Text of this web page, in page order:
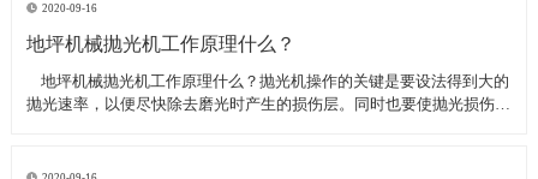
2020-09-16
地坪机械抛光机工作原理什么？
​ 地坪机械抛光机工作原理什么？抛光机操作的关键是要设法得到大的
抛光速率，以便尽快除去磨光时产生的损伤层。同时也要使抛光损伤层
较深；后者要求使用最细的